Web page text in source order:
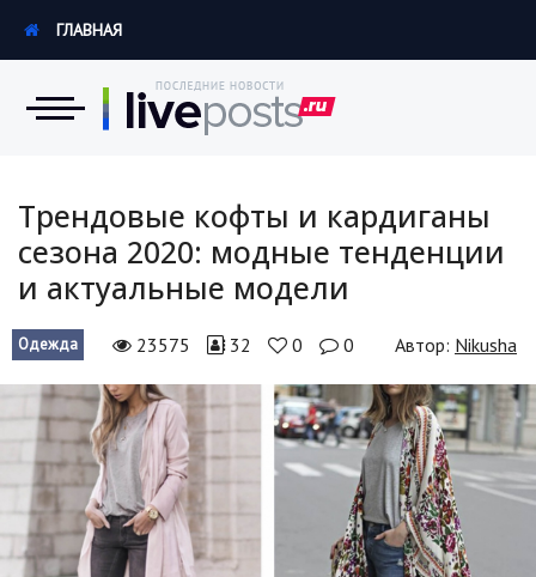
Экономика
Hi-Tech. Интернет
Россия
Наука и техника
Политика
Образование
ГЛАВНАЯ
Трендовые кофты и кардиганы
сезона 2020: модные тенденции
и актуальные модели
Одежда 23575 32 0 0 Автор: Nikusha